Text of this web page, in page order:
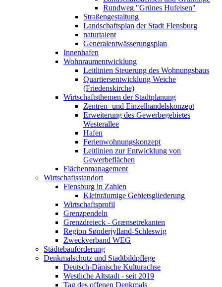
Rundweg "Grünes Hufeisen"
Straßengestaltung
Landschaftsplan der Stadt Flensburg
naturtalent
Generalentwässerungsplan
Innenhafen
Wohnraumentwicklung
Leitlinien Steuerung des Wohnungsbaus
Quartiersentwicklung Weiche
(Friedenskirche)
Wirtschaftsthemen der Stadtplanung
Zentren- und Einzelhandelskonzept
Erweiterung des Gewerbegebietes
Westerallee
Hafen
Ferienwohnungskonzept
Leitlinien zur Entwicklung von
Gewerbeflächen
Flächenmanagement
Wirtschaftsstandort
Flensburg in Zahlen
Kleinräumige Gebietsgliederung
Wirtschaftsprofil
Grenzpendeln
Grenzdreieck - Grænsetrekanten
Region Sønderjylland-Schleswig
Zweckverband WEG
Städtebauförderung
Denkmalschutz und Stadtbildpflege
Deutsch-Dänische Kulturachse
Westliche Altstadt - seit 2019
Tag des offenen Denkmals